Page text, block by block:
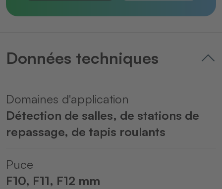
Données techniques
Domaines d'application
Détection de salles, de stations de
repassage, de tapis roulants
Puce
F10, F11, F12 mm